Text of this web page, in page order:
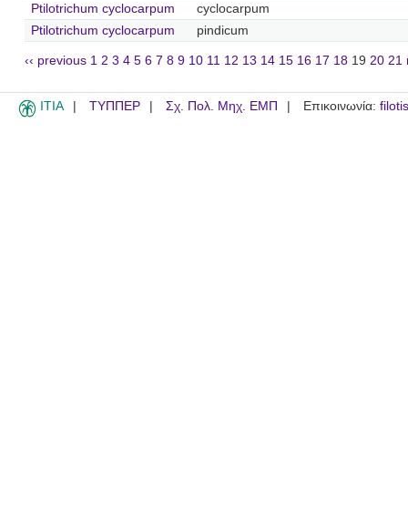
Ptilotrichum cyclocarpum
cyclocarpum
Ptilotrichum cyclocarpum
pindicum
‹‹ previous 1 2 3 4 5 6 7 8 9 10 11 12 13 14 15 16 17 18 19 20 21
ITIA ΤΥΠΠΕΡ Σχ. Πολ. Μηχ. ΕΜΠ Επικοινωνία: